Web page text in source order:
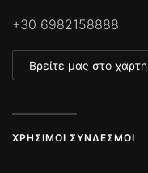
+30 6982158888
Βρείτε μας στο χάρτη
ΧΡΉΣΙΜΟΙ ΣΎΝΔΕΣΜΟΙ